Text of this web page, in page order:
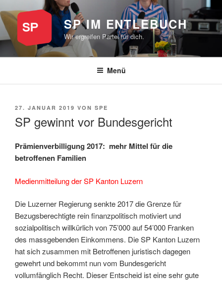
Inhalt
springen
SP IM ENTLEBUCH
Wir ergreifen Partei für dich.
Menü
VERÖFFENTLICHT
27. JANUAR 2019 VON SPE
SP gewinnt vor Bundesgericht
Prämienverbilligung 2017: mehr Mittel für die
betroffenen Familien
Medienmitteilung der SP Kanton Luzern
Die Luzerner Regierung senkte 2017 die Grenze für
Bezugsberechtigte rein finanzpolitisch motiviert und
sozialpolitisch willkürlich von 75’000 auf 54’000 Franken
des massgebenden Einkommens. Die SP Kanton Luzern
hat sich zusammen mit Betroffenen juristisch dagegen
gewehrt und bekommt nun vom Bundesgericht
vollumfänglich Recht. Dieser Entscheid ist eine sehr gute